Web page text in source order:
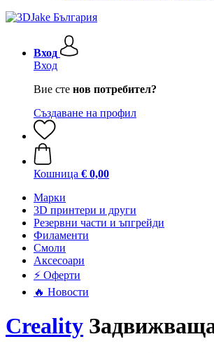
Вход
Вход
Вие сте нов потребител?
Създаване на профил
Кошница € 0,00
Mарки
3D принтери и други
Резервни части и ъпгрейди
Филаменти
Смоли
Аксесоари
⚡ Оферти
🔥 Новости
Creality